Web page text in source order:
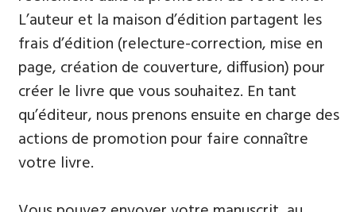
L’auteur et la maison d’édition partagent les
frais d’édition (relecture-correction, mise en
page, création de couverture, diffusion) pour
créer le livre que vous souhaitez. En tant
qu’éditeur, nous prenons ensuite en charge des
actions de promotion pour faire connaître
votre livre.